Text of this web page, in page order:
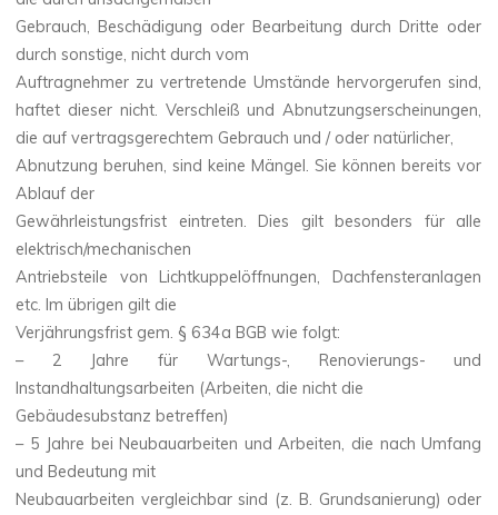
Gebrauch, Beschädigung oder Bearbeitung durch Dritte oder
durch sonstige, nicht durch vom
Auftragnehmer zu vertretende Umstände hervorgerufen sind,
haftet dieser nicht. Verschleiß und Abnutzungserscheinungen,
die auf vertragsgerechtem Gebrauch und / oder natürlicher,
Abnutzung beruhen, sind keine Mängel. Sie können bereits vor
Ablauf der
Gewährleistungsfrist eintreten. Dies gilt besonders für alle
elektrisch/mechanischen
Antriebsteile von Lichtkuppelöffnungen, Dachfensteranlagen
etc. Im übrigen gilt die
Verjährungsfrist gem. § 634a BGB wie folgt:
– 2 Jahre für Wartungs-, Renovierungs- und
Instandhaltungsarbeiten (Arbeiten, die nicht die
Gebäudesubstanz betreffen)
– 5 Jahre bei Neubauarbeiten und Arbeiten, die nach Umfang
und Bedeutung mit
Neubauarbeiten vergleichbar sind (z. B. Grundsanierung) oder